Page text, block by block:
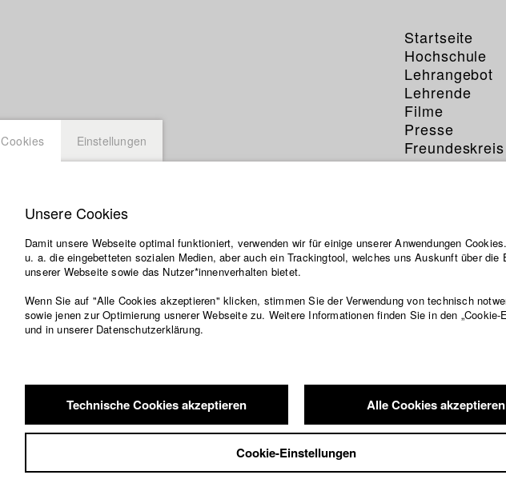
Startseite
Hochschule
Lehrangebot
Lehrende
Filme
Presse
Freundeskreis
Service
Cookies Einstellungen
Unsere Cookies
Damit unsere Webseite optimal funktioniert, verwenden wir für einige unserer Anwendungen
u. a. die eingebetteten sozialen Medien, aber auch ein Trackingtool, welches uns Auskunft über die
unserer Webseite sowie das Nutzer*innenverhalten bietet.
Wenn Sie auf "Alle Cookies akzeptieren" klicken, stimmen Sie der Verwendung von technisch
sowie jenen zur Optimierung usnerer Webseite zu. Weitere Informationen finden Sie in den „Cookie-
und in unserer Datenschutzerklärung.
Technische Cookies akzeptieren Alle Cookies akzeptieren
Cookie-Einstellungen